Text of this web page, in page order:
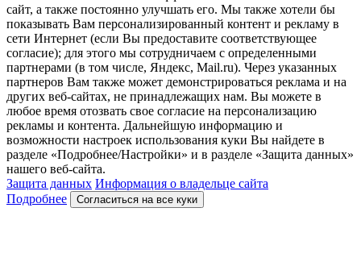
сайт, а также постоянно улучшать его. Мы также хотели бы
показывать Вам персонализированный контент и рекламу в
сети Интернет (если Вы предоставите соответствующее
согласие); для этого мы сотрудничаем с определенными
партнерами (в том числе, Яндекс, Mail.ru). Через указанных
партнеров Вам также может демонстрироваться реклама и на
других веб-сайтах, не принадлежащих нам. Вы можете в
любое время отозвать свое согласие на персонализацию
рекламы и контента. Дальнейшую информацию и
возможности настроек использования куки Вы найдете в
разделе «Подробнее/Настройки» и в разделе «Защита данных»
нашего веб-сайта.
Защита данных Информация о владельце сайта
Подробнее
Согласиться на все куки